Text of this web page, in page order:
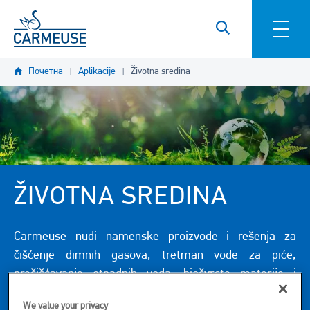
Skip to main content
Почетна Aplikacije Životna sredina
ŽIVOTNA SREDINA
Carmeuse nudi namenske proizvode i rešenja za
čišćenje dimnih gasova, tretman vode za piće,
prečišćavanje otpadnih voda, biočvrste materije i
tretmane otpada i radove na sanaciji. Tehnički partner,
We value your privacy